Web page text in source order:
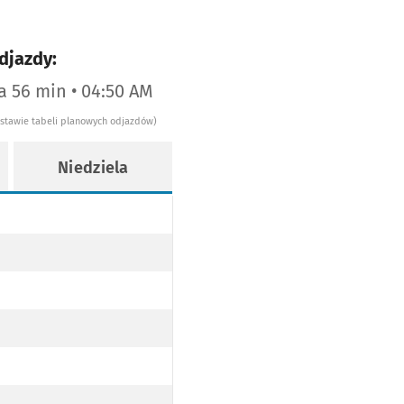
56 min • 04:50 AM
tabeli planowych odjazdów)
Niedziela
6